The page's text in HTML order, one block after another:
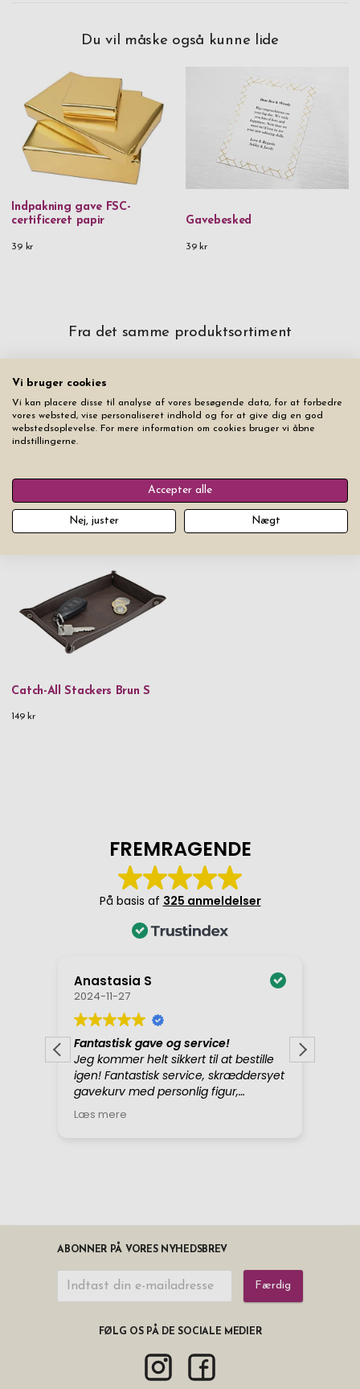
Du vil måske også kunne lide
Indpakning gave FSC-
certificeret papir
39 kr
Gavebesked
39 kr
Fra det samme produktsortiment
Catch-All Stackers Grøn S Catch-All Stackers Blå S
Catch-All Stackers Brun S
149 kr
ABONNER PÅ VORES NYHEDSBREV
Færdig
FØLG OS PÅ DE SOCIALE MEDIER
Vi bruger cookies
Vi kan placere disse til analyse af vores besøgende data, for at forbedre
vores websted, vise personaliseret indhold og for at give dig en god
webstedsoplevelse. For mere information om cookies bruger vi åbne
indstillingerne.
Accepter alle
Nej, juster Nægt